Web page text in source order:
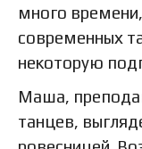
много
современных
некоторую
Маша,
танцев,